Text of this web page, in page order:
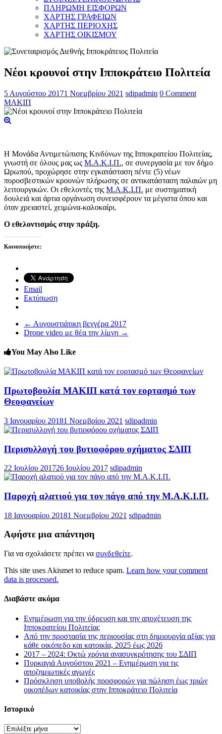
ΠΛΗΡΩΜΗ ΕΙΣΦΟΡΩΝ
ΧΑΡΤΗΣ ΓΡΑΦΕΙΩΝ
ΧΑΡΤΗΣ ΠΕΡΙΟΧΗΣ
ΧΑΡΤΗΣ ΟΙΚΙΣΜΟΥ
Nέοι κρουνοί στην Ιπποκράτειο Πολιτεία
5 Αυγούστου 20171 Νοεμβρίου 2021 sdipadmin 0 Comment
ΜΑΚΙΠ
Η Μονάδα Αντιμετώπισης Κινδύνων της Ιπποκρατείου Πολιτείας,
γνωστή σε όλους μας ως Μ.Α.Κ.Ι.Π., σε συνεργασία με τον δήμο
Ωρωπού, προχώρησε στην εγκατάσταση πέντε (5) νέων
πυροσβεστικών κρουνών πλήρωσης σε αντικατάσταση παλαιών μη
λειτουργικών. Οι εθελοντές της Μ.Α.Κ.Ι.Π. με συστηματική
δουλειά και άρτια οργάνωση συνεισφέρουν τα μέγιστα όπου και
όταν χρειαστεί, χειμώνα-καλοκαίρι.
Ο εθελοντισμός στην πράξη.
Κοινοποιήστε:
Email
Εκτύπωση
← Αυγουστιάτικη βεγγέρα 2017
Drone video με θέα την λίμνη →
You May Also Like
Πρωτοβουλία ΜΑΚΙΠ κατά τον εορτασμό των
Θεοφανείων
3 Ιανουαρίου 20181 Νοεμβρίου 2021 sdipadmin
Περισυλλογή του βυτιοφόρου οχήματος ΣΔΙΠ
22 Ιουλίου 201726 Ιουλίου 2017 sdipadmin
Παροχή αλατιού για τον πάγο από την Μ.Α.Κ.Ι.Π.
18 Ιανουαρίου 20181 Νοεμβρίου 2021 sdipadmin
Αφήστε μια απάντηση
Για να σχολιάσετε πρέπει να συνδεθείτε.
This site uses Akismet to reduce spam. Learn how your comment
data is processed.
Διαβάστε ακόμα
Ενημέρωση για την ύδρευση και την αποχέτευση της
Ιπποκρατείου Πολιτείας
Από την προστασία της περιουσίας στη δημιουργία αξίας για
κάθε οικόπεδο και κατοικία, 2025 έως 2026
2017 – 2024: Οκτώ χρόνια ανασυγκρότησης του ΣΔΙΠ
Πυρκαγιά Αυγούστου 2021 – Ενημέρωση για τις
αποζημιωτικές αγωγές
Πρόσκληση υποβολής προσφορών για πώληση έως τριών
οικοπέδων κατοικίας στην Ιπποκράτειο Πολιτεία
Ιστορικό
Ιστορικό